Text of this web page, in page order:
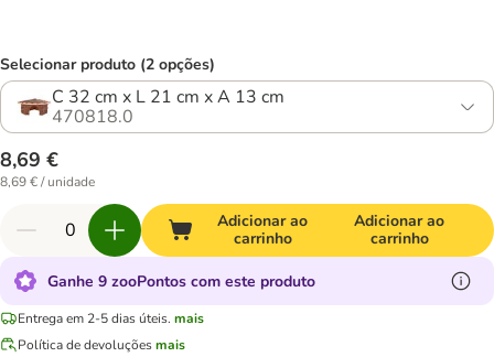
Selecionar produto (2 opções)
C 32 cm x L 21 cm x A 13 cm
470818.0
8,69 €
8,69 € / unidade
Adicionar ao
carrinho
Adicionar ao
carrinho
Ganhe 9 zooPontos com este produto
Entrega em 2-5 dias úteis. mais
Política de devoluçõesmais